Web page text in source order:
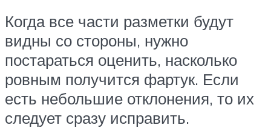
Когда все части разметки будут
видны со стороны, нужно
постараться оценить, насколько
ровным получится фартук. Если
есть небольшие отклонения, то их
следует сразу исправить.